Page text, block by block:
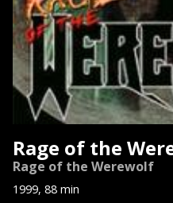
Rage of the
Rage of the Werewolf
1999, 88 min